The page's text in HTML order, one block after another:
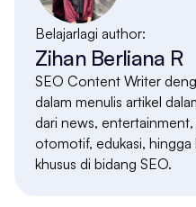
Belajarlagi author:
Zihan Berliana R
SEO Content Writer
dalam menulis artikel
dari news,
otomotif, edukasi, hingga
khusus di bidang SEO.